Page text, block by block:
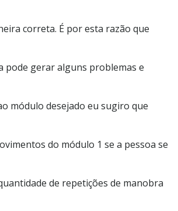
correta. É por esta razão que
pode gerar alguns problemas e
módulo desejado eu sugiro que
do módulo 1 se a pessoa se
de repetições de manobra